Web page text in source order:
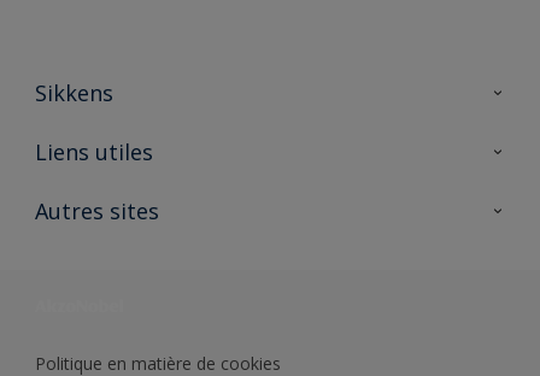
Sikkens
A propos de Sikkens
Liens utiles
Ouvrir un magasin PASS
Autres sites
Politique en matière de cookies